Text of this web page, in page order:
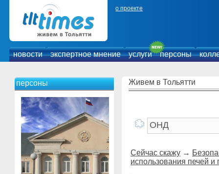
о проекте
новости экспертное мнение услуги персоны
персоны Живем в Тольятти
Сейчас скажу →
использования печей и